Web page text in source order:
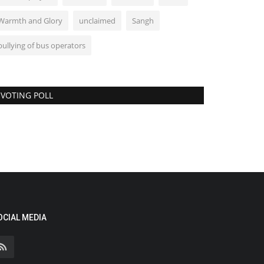
and Glory unclaimed Sangh
of bus operators
VOTING POLL
MEDIA